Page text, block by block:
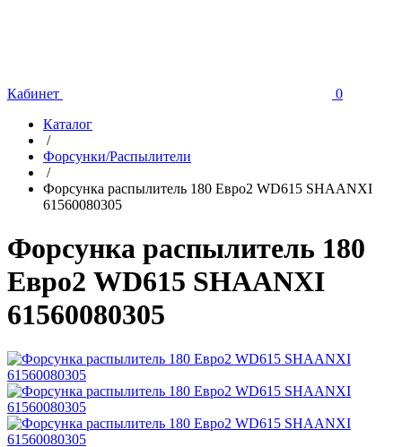
Кабинет
0
Каталог
/
Форсунки/Распылители
/
Форсунка распылитель 180 Евро2 WD615 SHAANXI
61560080305
Форсунка распылитель 180
Евро2 WD615 SHAANXI
61560080305